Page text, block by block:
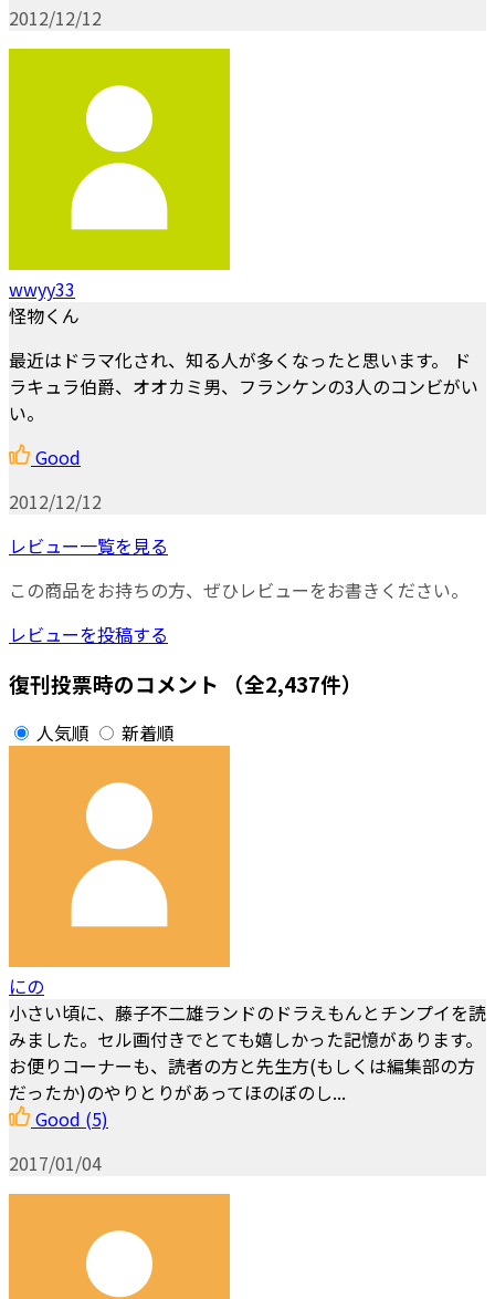
2012/12/12
wwyy33
怪物くん
最近はドラマ化され、知る人が多くなったと思います。 ド
ラキュラ伯爵、オオカミ男、フランケンの3人のコンビがい
い。
Good
2012/12/12
レビュー一覧を見る
この商品をお持ちの方、ぜひレビューをお書きください。
レビューを投稿する
復刊投票時のコメント （全2,437件）
人気順 新着順
にの
小さい頃に、藤子不二雄ランドのドラえもんとチンプイを読
みました。セル画付きでとても嬉しかった記憶があります。
お便りコーナーも、読者の方と先生方(もしくは編集部の方
だったか)のやりとりがあってほのぼのし...
Good (5)
2017/01/04